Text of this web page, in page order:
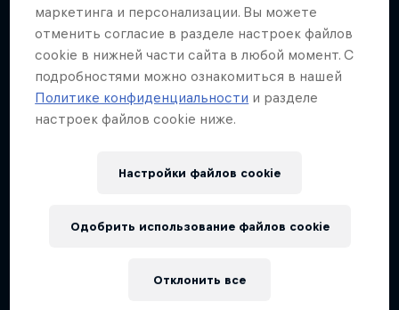
Red Bull BC One Cypher Kazakhstan –
2026
28 февраля 2026
Алматы, Kazakhstan
маркетинга и персонализации. Вы можете
отменить согласие в разделе настроек файлов
cookie в нижней части сайта в любой момент. С
подробностями можно ознакомиться в нашей
Политике конфиденциальности и разделе
настроек файлов cookie ниже.
Настройки файлов cookie
Отклонить все
Одобрить использование файлов cookie